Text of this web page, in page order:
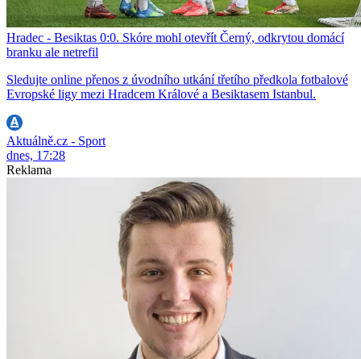
Hradec - Besiktas 0:0. Skóre mohl otevřít Černý, odkrytou domácí
branku ale netrefil
Sledujte online přenos z úvodního utkání třetího předkola fotbalové
Evropské ligy mezi Hradcem Králové a Besiktasem Istanbul.
Aktuálně.cz - Sport
dnes, 17:28
Reklama